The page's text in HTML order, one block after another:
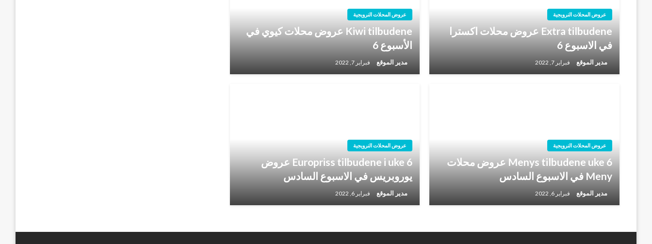
عروض المحلات النرويجية
Extra tilbudene عروض محلات اكسترا
في الاسبوع 6
مدير الموقع فبراير 7, 2022
عروض المحلات النرويجية
Kiwi tilbudene عروض محلات كيوي في
الأسبوع 6
مدير الموقع فبراير 7, 2022
عروض المحلات النرويجية
Menys tilbudene uke 6 عروض محلات
Meny في الاسبوع السادس
مدير الموقع فبراير 6, 2022
عروض المحلات النرويجية
Europriss tilbudene i uke 6 عروض
يوروبريس في الاسبوع السادس
مدير الموقع فبراير 6, 2022